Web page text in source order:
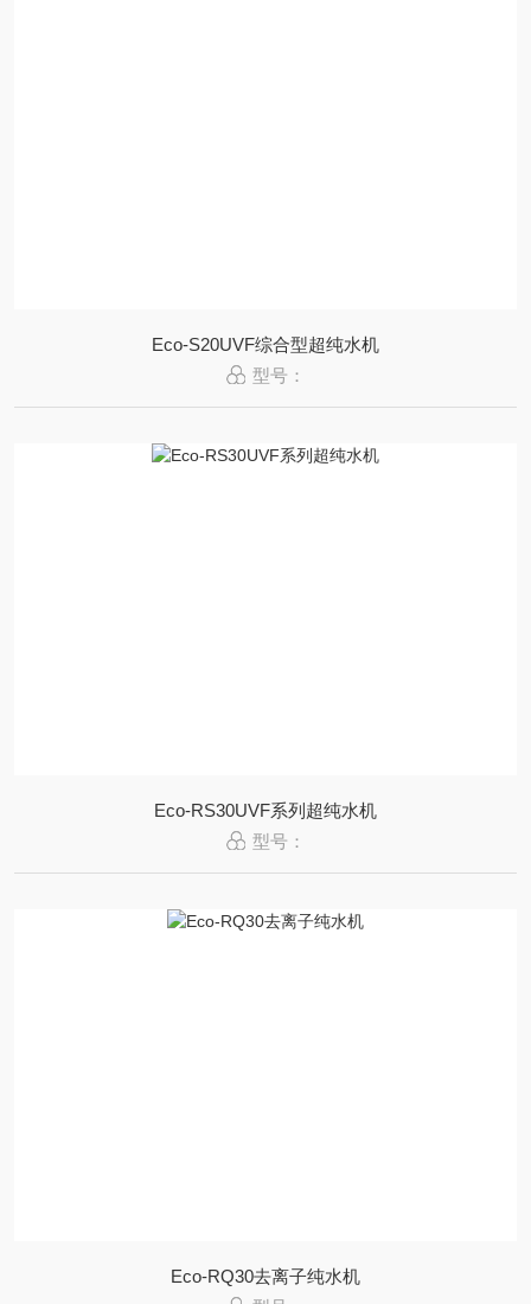
Eco-S20UVF综合型超纯水机
型号：
Eco-RS30UVF系列超纯水机
型号：
Eco-RQ30去离子纯水机